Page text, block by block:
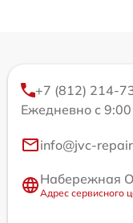
+7 (812) 214-
Ежедневно с
info@jvc-
Набережная
Адрес сервисного